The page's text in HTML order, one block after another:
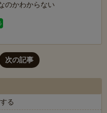
のかわからない
次の記事
る